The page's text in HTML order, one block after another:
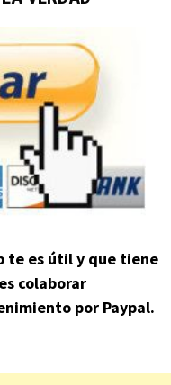
te es útil y que tiene
colaborar
por Paypal.